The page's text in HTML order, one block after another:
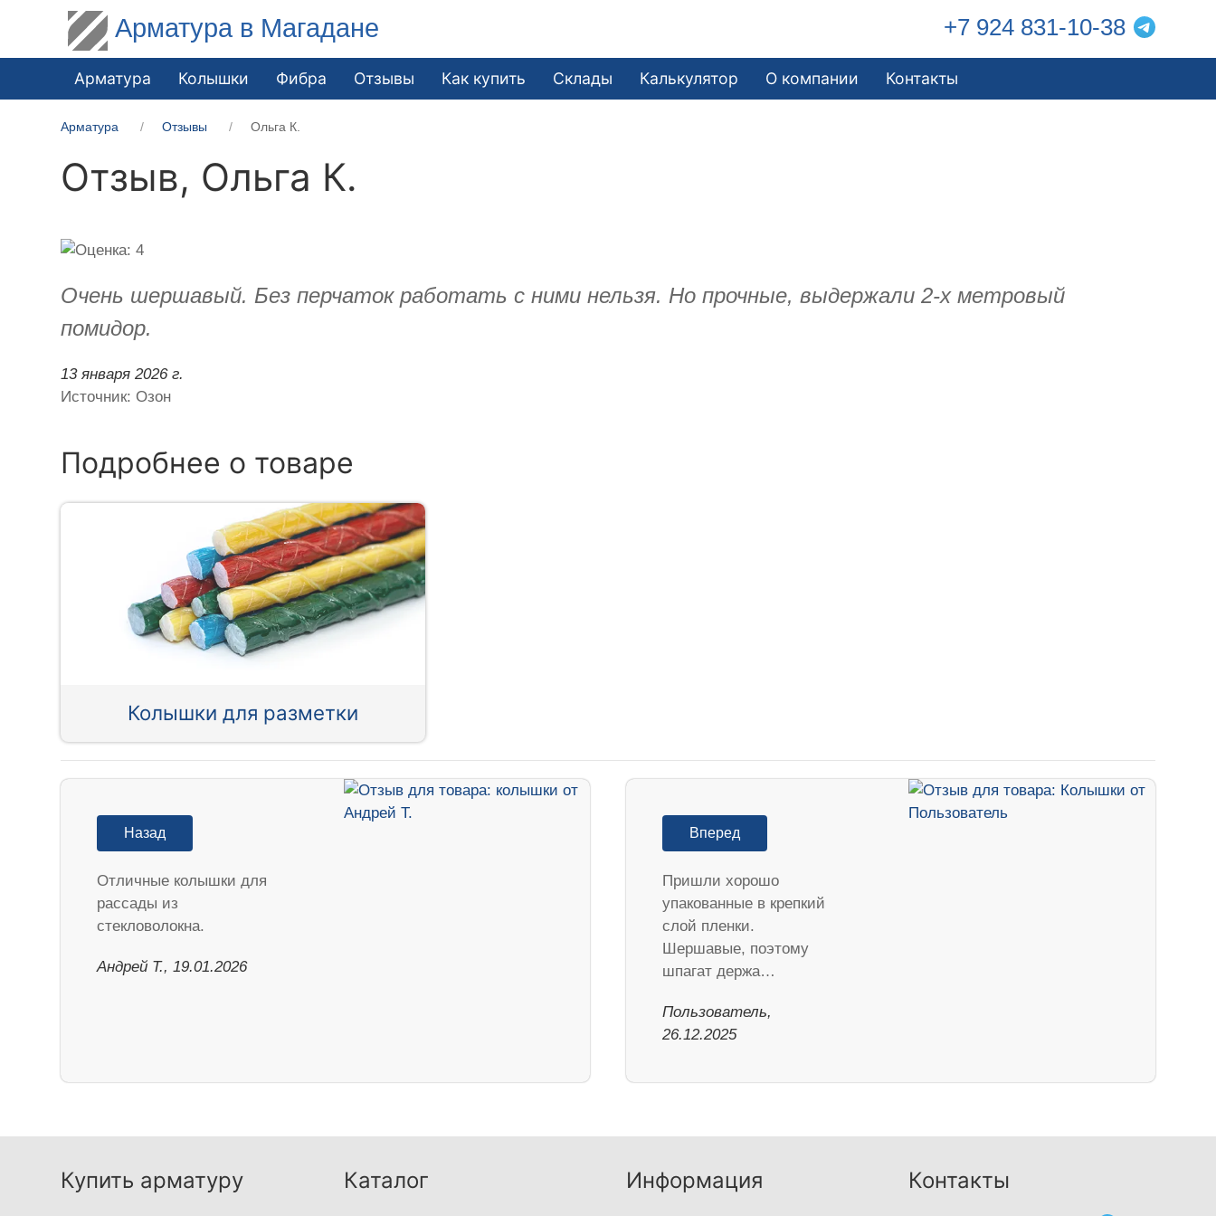
Арматура в Магадане +7 924 831-10-38
Арматура Колышки Фибра Отзывы Как купить Склады Калькулятор О компании Контакты
Арматура Отзывы Ольга К.
Отзыв, Ольга К.
Очень шершавый. Без перчаток работать с ними нельзя. Но прочные, выдержали 2-х метровый
помидор.
13 января 2026 г.
Источник: Озон
Подробнее о товаре
Колышки для разметки
Назад
Отличные колышки для
рассады из
стекловолокна.
Андрей Т., 19.01.2026
Вперед
Пришли хорошо
упакованные в крепкий
слой пленки.
Шершавые, поэтому
шпагат держа…
Пользователь,
26.12.2025
Купить арматуру Каталог Информация Контакты